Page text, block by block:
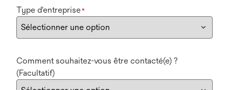
Type d'entreprise*
Comment souhaitez-vous être contacté(e) ?
(Facultatif)